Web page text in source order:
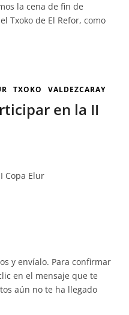
la cena de fin de
Txoko de El Refor, como
TXOKO VALDEZCARAY
en la II
Copa Elur
y envíalo. Para confirmar
en el mensaje que te
aún no te ha llegado